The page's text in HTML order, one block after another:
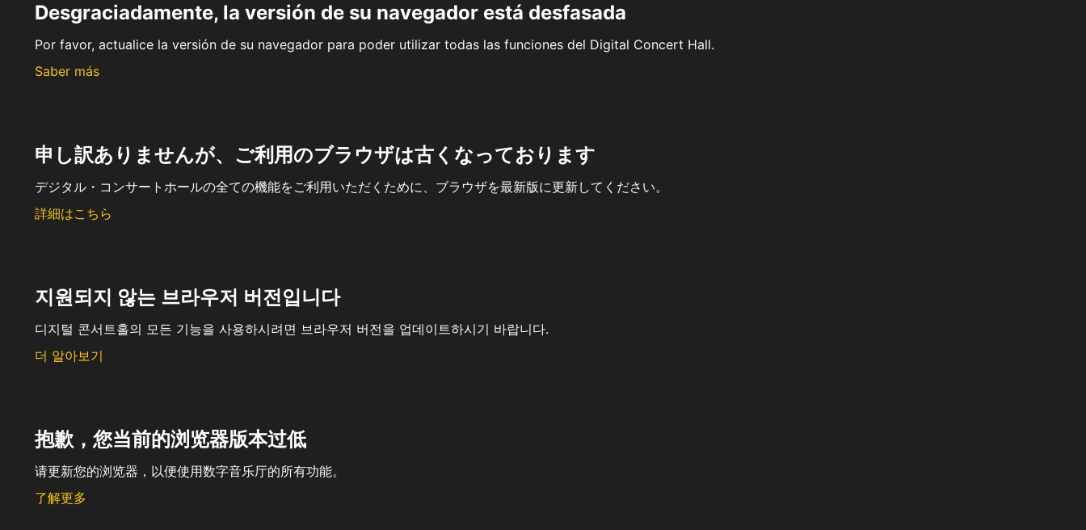
Desgraciadamente, la versión de su navegador está desfasada
Por favor, actualice la versión de su navegador para poder utilizar todas las funciones del Digital Concert Hall.
Saber más
申し訳ありませんが、ご利用のブラウザは古くなっております
デジタル・コンサートホールの全ての機能をご利用いただくために、ブラウザを最新版に更新してください。
詳細はこちら
지원되지 않는 브라우저 버전입니다
디지털 콘서트홀의 모든 기능을 사용하시려면 브라우저 버전을 업데이트하시기 바랍니다.
더 알아보기
抱歉，您当前的浏览器版本过低
请更新您的浏览器，以便使用数字音乐厅的所有功能。
了解更多